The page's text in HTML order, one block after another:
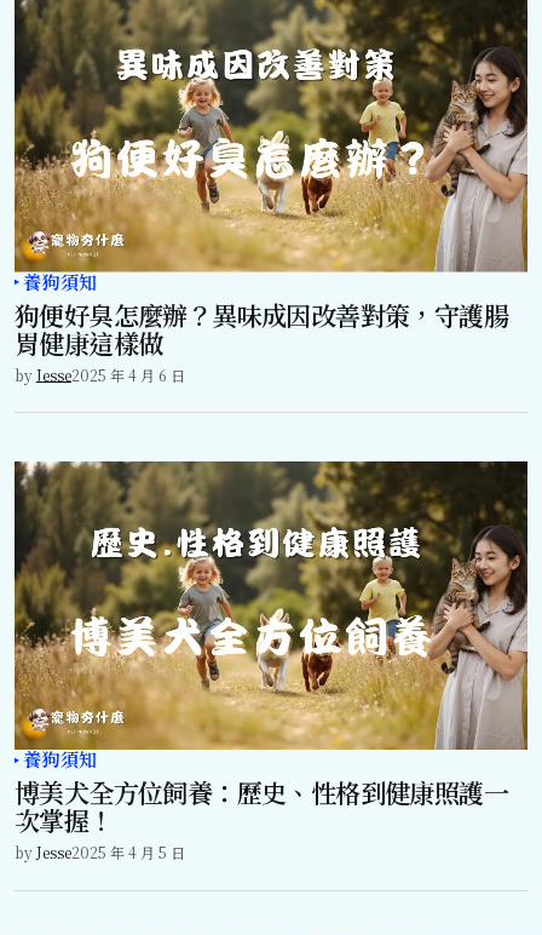
養狗須知
狗便好臭怎麼辦？異味成因改善對策，守護腸
胃健康這樣做
byJesse2025 年 4 月 6 日
養狗須知
博美犬全方位飼養：歷史、性格到健康照護一
次掌握！
byJesse2025 年 4 月 5 日